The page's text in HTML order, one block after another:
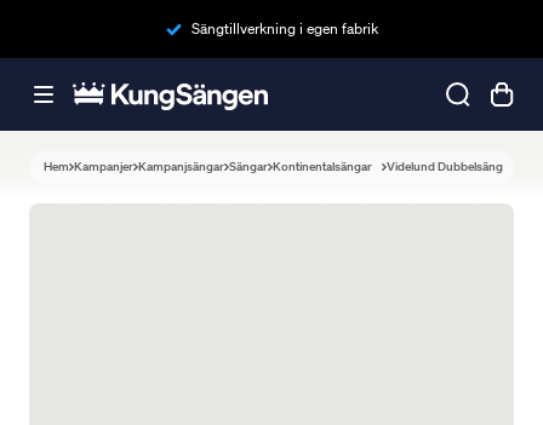
Sängtillverkning i egen fabrik
Hem Kampanjer Kampanjsängar Sängar Kontinentalsängar Videlund Dubbelsäng